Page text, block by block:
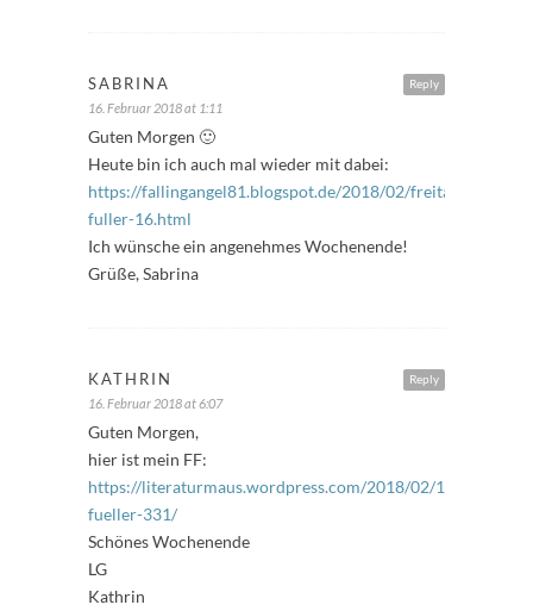
Reply
SABRINA
16. Februar 2018 at 1:11
Guten Morgen 🙂
Heute bin ich auch mal wieder mit dabei:
https://fallingangel81.blogspot.de/2018/02/freitags-
fuller-16.html
Ich wünsche ein angenehmes Wochenende!
Grüße, Sabrina
Reply
KATHRIN
16. Februar 2018 at 6:07
Guten Morgen,
hier ist mein FF:
https://literaturmaus.wordpress.com/2018/02/16/freitags-
fueller-331/
Schönes Wochenende
LG
Kathrin